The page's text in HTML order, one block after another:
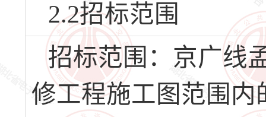
2.2招标范围
招标范围：京广线
修工程施工图范围